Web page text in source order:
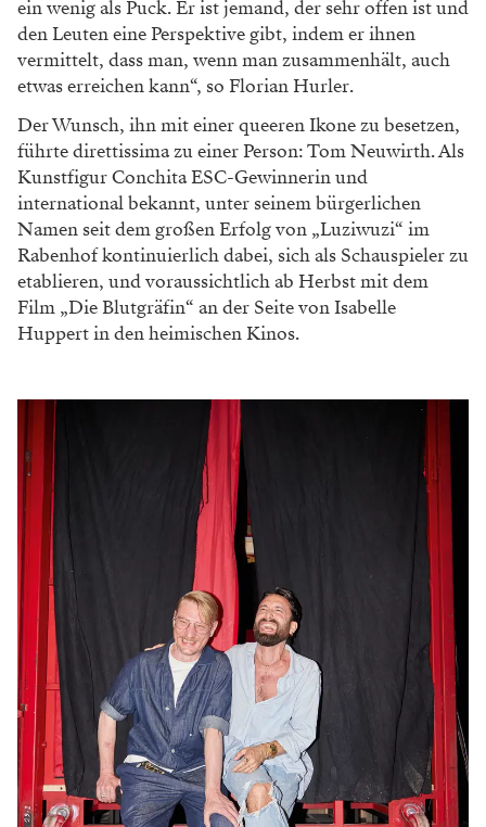
ein wenig als Puck. Er ist jemand, der sehr offen ist und
den Leuten eine Perspektivegibt, indem er ihnen
vermittelt, dass man, wennman zusammenhält, auch
etwas erreichen kann“, so Florian Hurler.
Der Wunsch, ihn mit einer queeren Ikonezu besetzen,
führte direttissima zu einer Person:Tom Neuwirth. Als
Kunstfigur Conchita ESC-Gewinnerin und
international bekannt, unter seinem bürgerlichen
Namen seit dem großenErfolg von „Luziwuzi“ im
Rabenhof kontinuierlich dabei, sich als Schauspieler zu
etablieren, undvoraussichtlich ab Herbst mit dem
Film „DieBlutgräfin“ an der Seite von Isabelle
Huppertin den heimischen Kinos.